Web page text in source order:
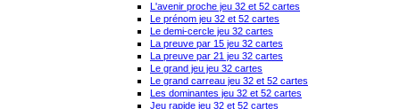
L'avenir proche jeu 32 et 52 cartes
Le prénom jeu 32 et 52 cartes
Le demi-cercle jeu 32 cartes
La preuve par 15 jeu 32 cartes
La preuve par 21 jeu 32 cartes
Le grand jeu jeu 32 cartes
Le grand carreau jeu 32 et 52 cartes
Les dominantes jeu 32 et 52 cartes
Jeu rapide jeu 32 et 52 cartes